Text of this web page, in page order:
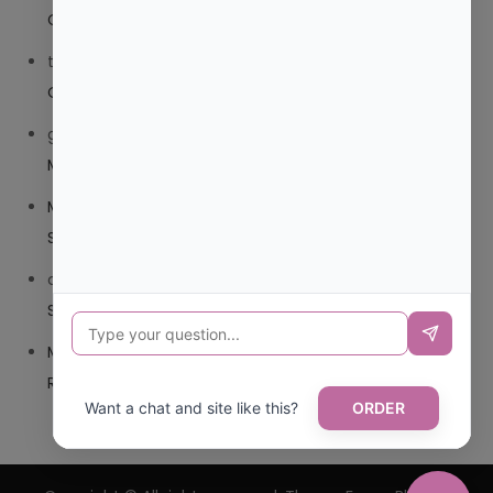
COMPUESTO O TRIBEDOCE DX?
trolls_pipis
O TRIBEDOCE DX?
giovannaservin220
MUNICIPIO?
Mariana Pozo
SANITARIA CANARIA?
carmenharacil
SANITARIA CANARIA?
Mariana Pozoen¿CUAL ES CODIGO POSTAL DE
REPUBLICA DOMINICANA?
Want a chat and site like this? ORDER